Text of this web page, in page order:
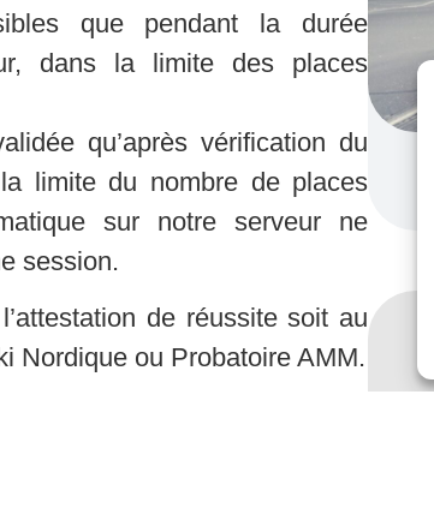
que pendant la durée
dans la limite des places
qu’après vérification du
limite du nombre de places
sur notre serveur ne
session.
de réussite soit au
Nordique ou Probatoire AMM.